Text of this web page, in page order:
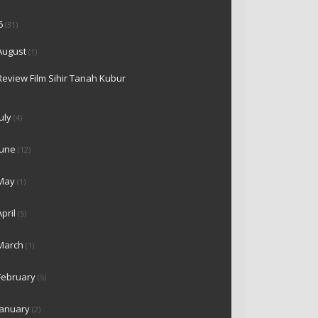
(31)
(1)
Film Sihir Tanah Kubur
(4)
(12)
(1)
(5)
(1)
(5)
(2)